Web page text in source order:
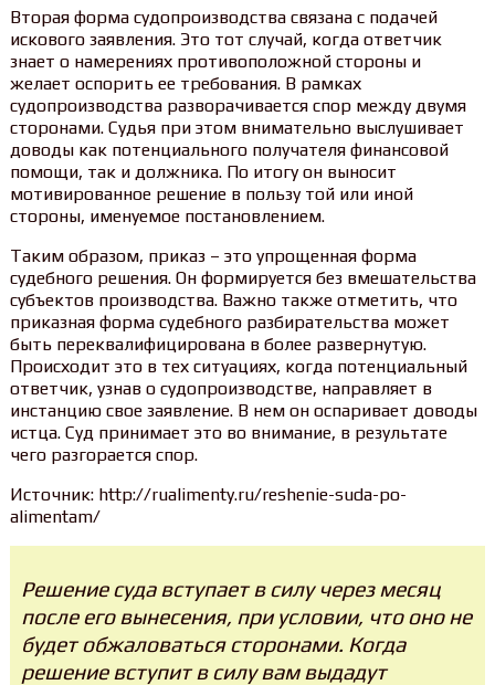
Вторая форма судопроизводства связана с подачей
искового заявления. Это тот случай, когда ответчик
знает о намерениях противоположной стороны и
желает оспорить ее требования. В рамках
судопроизводства разворачивается спор между двумя
сторонами. Судья при этом внимательно выслушивает
доводы как потенциального получателя финансовой
помощи, так и должника. По итогу он выносит
мотивированное решение в пользу той или иной
стороны, именуемое постановлением.
Таким образом, приказ – это упрощенная форма
судебного решения. Он формируется без вмешательства
субъектов производства. Важно также отметить, что
приказная форма судебного разбирательства может
быть переквалифицирована в более развернутую.
Происходит это в тех ситуациях, когда потенциальный
ответчик, узнав о судопроизводстве, направляет в
инстанцию свое заявление. В нем он оспаривает доводы
истца. Суд принимает это во внимание, в результате
чего разгорается спор.
Источник: http://rualimenty.ru/reshenie-suda-po-
alimentam/
Решение суда вступает в силу через месяц
после его вынесения, при условии, что оно не
будет обжаловаться сторонами. Когда
решение вступит в силу вам выдадут